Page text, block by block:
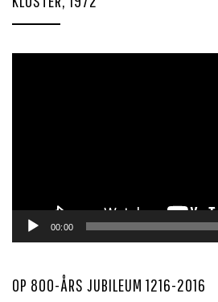
00:00
OP 800-ÅRS JUBILEUM 1216-2016